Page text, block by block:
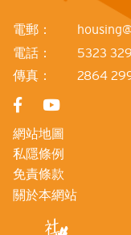
電郵：
電話：
5323
傳真：
2864
網站地圖
私隱條例
免責條款
關於本網站